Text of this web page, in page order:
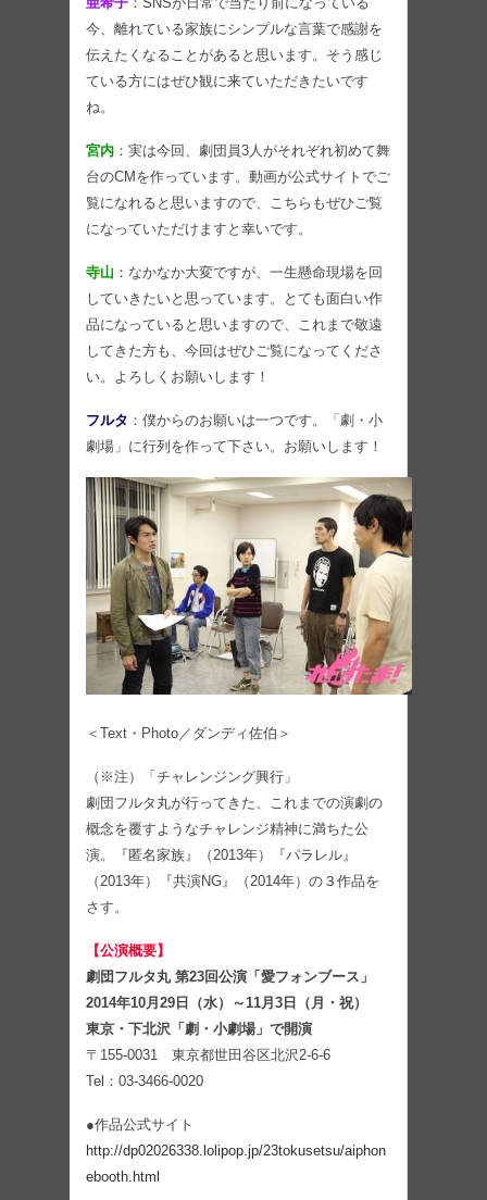
今、離れている家族にシンプルな言葉で感謝を
伝えたくなることがあると思います。そう感じ
ている方にはぜひ観に来ていただきたいです
ね。
宮内 ：実は今回、劇団員3人がそれぞれ初めて舞
台のCMを作っています。動画が公式サイトでご
覧になれると思いますので、こちらもぜひご覧
になっていただけますと幸いです。
寺山 ：なかなか大変ですが、一生懸命現場を回
していきたいと思っています。とても面白い作
品になっていると思いますので、これまで敬遠
してきた方も、今回はぜひご覧になってくださ
い。よろしくお願いします！
フルタ ：僕からのお願いは一つです。「劇・小
劇場」に行列を作って下さい。お願いします！
＜Text・Photo／ダンディ佐伯＞
（※注）「チャレンジング興行」
劇団フルタ丸が行ってきた、これまでの演劇の
概念を覆すようなチャレンジ精神に満ちた公
演。『匿名家族』（2013年）『パラレル』
（2013年）『共演NG』（2014年）の３作品を
さす。
【公演概要】
劇団フルタ丸 第23回公演「愛フォンブース」
2014年10月29日（水）～11月3日（月・祝）
東京・下北沢「劇・小劇場」で開演
〒155-0031 東京都世田谷区北沢2-6-6
Tel：03-3466-0020
●作品公式サイト
http://dp02026338.lolipop.jp/23tokusetsu/aiphon
ebooth.html